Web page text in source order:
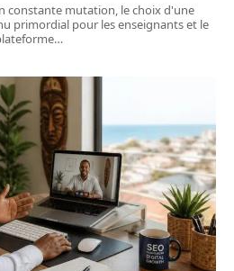
constante mutation, le choix d'une
primordial pour les enseignants et le
…